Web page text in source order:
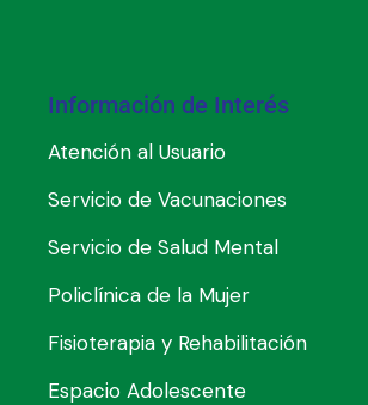
Información de Interés
Atención al Usuario
Servicio de Vacunaciones
Servicio de Salud Mental
Policlínica de la Mujer
Fisioterapia y Rehabilitación
Espacio Adolescente